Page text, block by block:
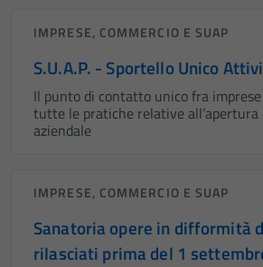
IMPRESE, COMMERCIO E SUAP
S.U.A.P. - Sportello Unico
Il punto di contatto unico fra
tutte le pratiche relative all’apertura
aziendale
IMPRESE, COMMERCIO E SUAP
Sanatoria opere in difformità
rilasciati prima del 1